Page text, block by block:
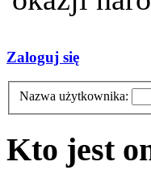
Zaloguj się
Nazwa użytkownika:
Kto jest